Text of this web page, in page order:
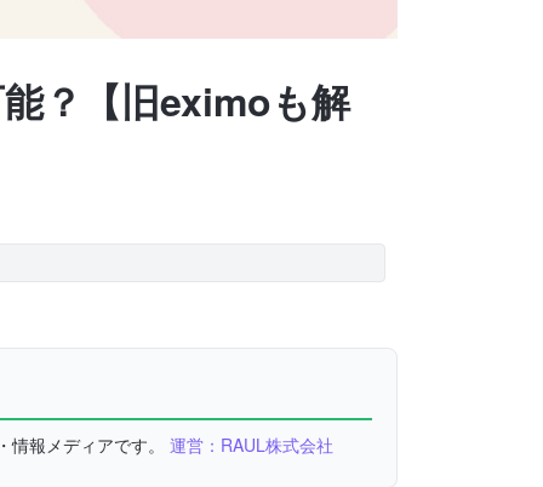
？【旧eximoも解
報メディアです。 運営：RAUL株式会社